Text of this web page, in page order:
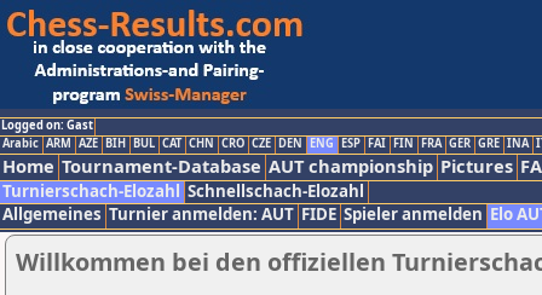
Logged on: Gast
Arabic ARM AZE BIH BUL CAT CHN CRO CZE DEN ENG ESP FAI FIN FRA GER GRE INA
Home Tournament-Database AUT championship Pictures
Turnierschach-Elozahl Schnellschach-Elozahl
Allgemeines Turnier anmelden: AUT FIDE Spieler anmelden Elo
Willkommen bei den offiziellen